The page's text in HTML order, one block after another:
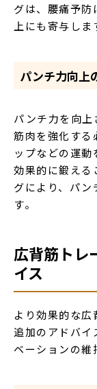
グは、腰痛予防
上にも寄与しま
パンチ力向上
パンチ力を向上
筋肉を強化する
ップなどの運動
効果的に鍛える
グにより、パン
す。
広背筋トレ
イス
より効果的な広
追加のアドバイ
ベーションの維